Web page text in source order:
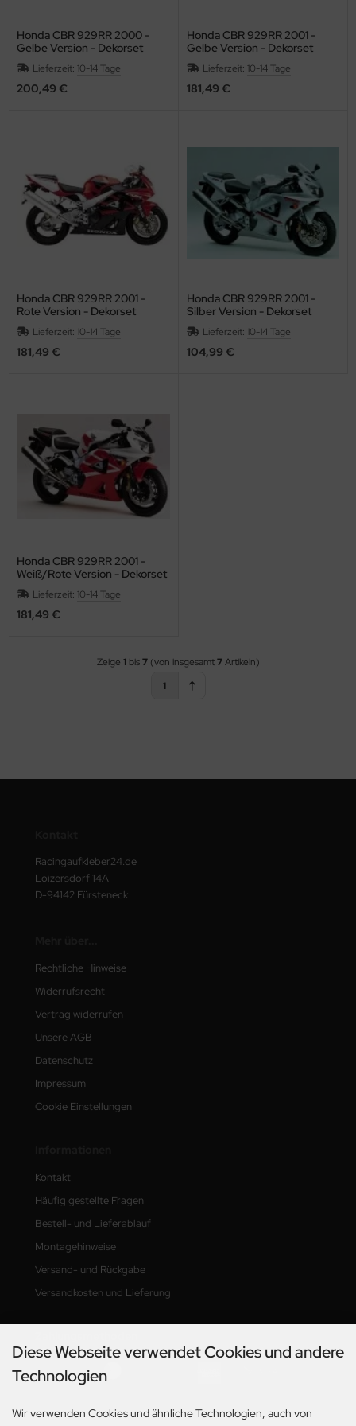
Honda CBR 929RR 2000 -
Gelbe Version - Dekorset
Lieferzeit: 10-14 Tage
200,49 €
Honda CBR 929RR 2001 -
Gelbe Version - Dekorset
Lieferzeit: 10-14 Tage
181,49 €
Honda CBR 929RR 2001 -
Rote Version - Dekorset
Lieferzeit: 10-14 Tage
181,49 €
Honda CBR 929RR 2001 -
Silber Version - Dekorset
Lieferzeit: 10-14 Tage
104,99 €
Honda CBR 929RR 2001 -
Weiß/Rote Version - Dekorset
Lieferzeit: 10-14 Tage
181,49 €
Zeige 1bis7(von insgesamt7Artikeln)
1
Racingaufkleber24.de
Loizersdorf 14A
D-94142 Fürsteneck
Rechtliche Hinweise
Widerrufsrecht
Vertrag widerrufen
Unsere AGB
Datenschutz
Impressum
Cookie Einstellungen
Kontakt
Häufig gestellte Fragen
Bestell- und Lieferablauf
Montagehinweise
Versand- und Rückgabe
Versandkosten und Lieferung
Diese Webseite verwendet Cookies und andere
Technologien
Wir verwenden Cookies und ähnliche Technologien, auch von
Kundenlösungen